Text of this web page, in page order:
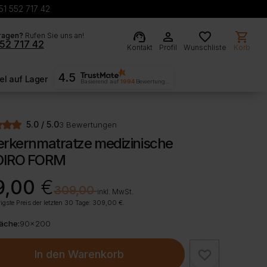
552 717 42
Rufen Sie uns an!
717 42 support_agent
Kontakt
person
Profil
favorite
Wunschliste
shopping_cart
Korb
auf Lager 4.5 Basierend auf1994 Bewertungen
5.0 / 5.03 Bewertungen
medizinische
FORM
€
309,00
€ inkl. MwSt.
Preis der letzten 30 Tage: 309,00 €.
90x200
In den Warenkorb